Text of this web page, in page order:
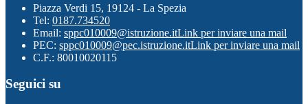
Piazza Verdi 15, 19124 - La Spezia
Tel: 0187.734520
Email: sppc010009@istruzione.itLink per inviare una mail
PEC: sppc010009@pec.istruzione.itLink per inviare una mail
C.F.: 80010020115
Seguici su